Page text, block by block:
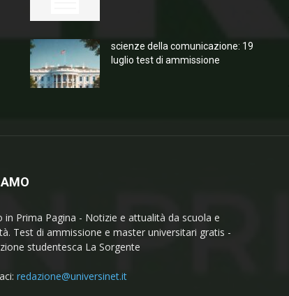
scienze della comunicazione: 19
luglio test di ammissione
in Prima Pagina - Notizie e attualità da scuola e
Test di ammissione e master universitari gratis -
studentesca La Sorgente
redazione@universinet.it